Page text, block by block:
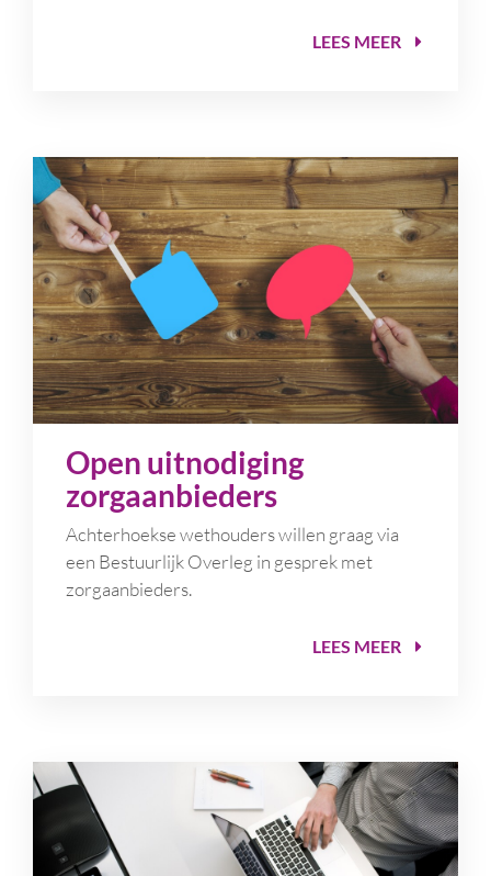
LEES MEER
Open uitnodiging
zorgaanbieders
Achterhoekse wethouders willen graag via
een Bestuurlijk Overleg in gesprek met
zorgaanbieders.
LEES MEER